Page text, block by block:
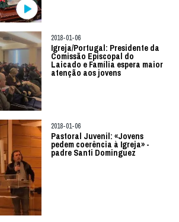
2018-01-06
Igreja/Portugal: Presidente da
Comissão Episcopal do
Laicado e Família espera maior
atenção aos jovens
2018-01-06
Pastoral Juvenil: «Jovens
pedem coerência à Igreja» -
padre Santi Dominguez